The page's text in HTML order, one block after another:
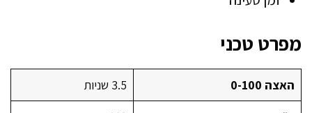
מפרט טכני
האצה 0-100
3.5 שניות